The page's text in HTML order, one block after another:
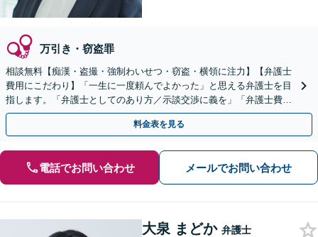
万引き・窃盗罪
相談無料【痴漢・盗撮・強制わいせつ・窃盗・横領に注力】【弁護士
費用にこだわり】「一生に一度頼んでよかった」と思える弁護士を目
指します。「弁護士としてのあり方／示談交渉に義を」「弁護士費用
にこだわる」依頼者さまに寄り添った金額設定
料金表を見る
電話でお問い合わせ メールでお問い合わせ
大泉 まどか 弁護士